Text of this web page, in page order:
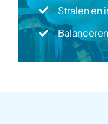
Stralen en